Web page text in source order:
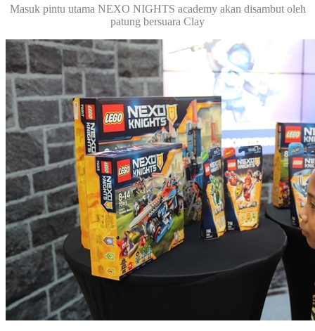
Masuk pintu utama NEXO NIGHTS academy akan disambut oleh
patung bersuara Clay